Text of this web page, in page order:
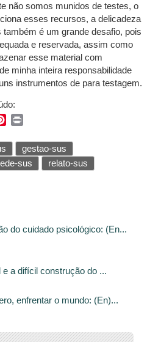
não somos munidos de testes, o
esses recursos, a delicadeza
é um grande desafio, pois
e reservada, assim como
esse material com
minha inteira responsabilidade
instrumentos de para testagem.
Pinterest
gestao-sus
sus relato-sus
do cuidado psicológico: (En...
a difícil construção do ...
enfrentar o mundo: (En)...